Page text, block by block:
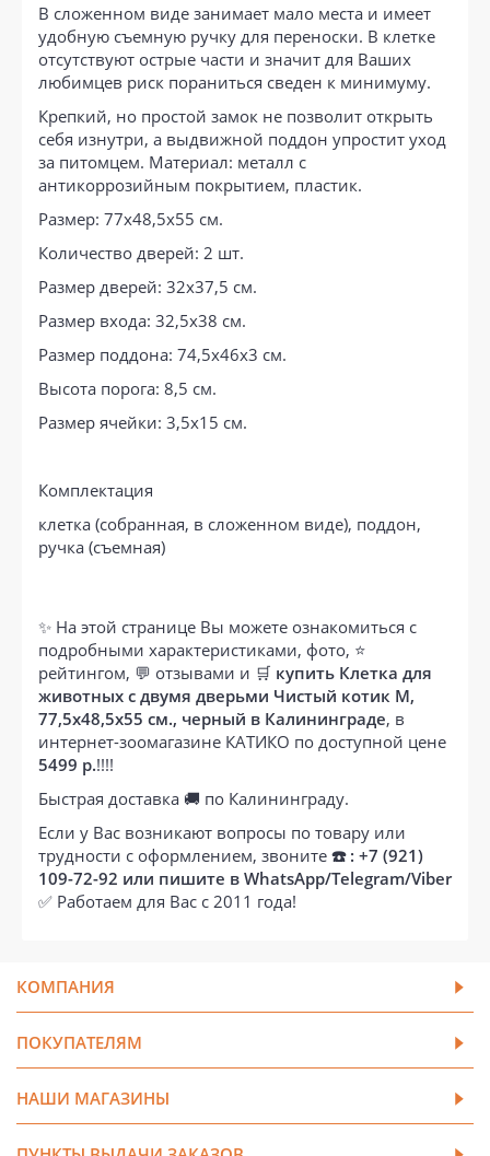
В сложенном виде занимает мало места и имеет
удобную съемную ручку для переноски. В клетке
отсутствуют острые части и значит для Ваших
любимцев риск пораниться сведен к минимуму.
Крепкий, но простой замок не позволит открыть
себя изнутри, а выдвижной поддон упростит уход
за питомцем. Материал: металл с
антикоррозийным покрытием, пластик.
Размер: 77x48,5x55 см.
Количество дверей: 2 шт.
Размер дверей: 32х37,5 см.
Размер входа: 32,5х38 см.
Размер поддона: 74,5х46х3 см.
Высота порога: 8,5 см.
Размер ячейки: 3,5х15 см.
Комплектация
клетка (собранная, в сложенном виде), поддон,
ручка (съемная)
✨ На этой странице Вы можете ознакомиться с
подробными характеристиками, фото, ⭐
рейтингом, 💬 отзывами и 🛒 купить Клетка для
животных с двумя дверьми Чистый котик M,
77,5x48,5x55 см., черный в Калининграде, в
интернет-зоомагазине КАТИКО по доступной цене
5499 р.!!!!
Быстрая доставка 🚚 по Калининграду.
Если у Вас возникают вопросы по товару или
трудности с оформлением, звоните ☎️ : +7 (921)
109-72-92 или пишите в WhatsApp/Telegram/Viber
✅ Работаем для Вас с 2011 года!
КОМПАНИЯ
ПОКУПАТЕЛЯМ
НАШИ МАГАЗИНЫ